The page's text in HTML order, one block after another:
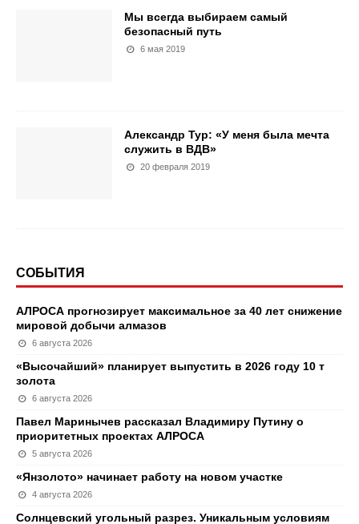
Мы всегда выбираем самый
безопасный путь
6 мая 2019
Александр Тур: «У меня была мечта
служить в ВДВ»
20 февраля 2019
СОБЫТИЯ
АЛРОСА прогнозирует максимальное за 40 лет снижение
мировой добычи алмазов
6 августа 2026
«Высочайший» планирует выпустить в 2026 году 10 т
золота
6 августа 2026
Павел Маринычев рассказал Владимиру Путину о
приоритетных проектах АЛРОСА
5 августа 2026
«Янзолото» начинает работу на новом участке
4 августа 2026
Солнцевский угольный разрез. Уникальным условиям